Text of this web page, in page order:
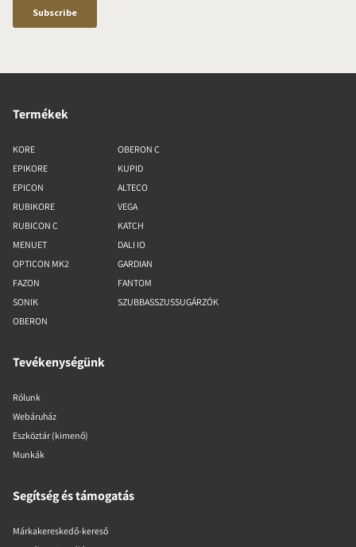
Termékek
KORE
EPIKORE
EPICON
RUBIKORE
RUBICON C
MENUET
OPTICON MK2
FAZON
SONIK
OBERON
OBERON C
KUPID
ALTECO
VEGA
KATCH
DALI IO
GARDIAN
FANTOM
SZUBBASSZUSSUGÁRZÓK
Tevékenységünk
Rólunk
Webáruház
Eszköztár (kimenő)
Munkák
Segítség és támogatás
Márkakereskedő-kereső